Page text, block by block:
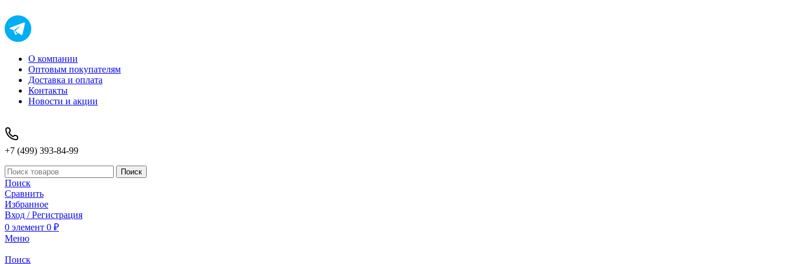
О компании
Оптовым покупателям
Доставка и оплата
Контакты
Новости и акции
+7 (499) 393-84-99
Поиск
Поиск
Сравнить
Избранное
Вход / Регистрация
0 элемент 0 ₽
Меню
Поиск